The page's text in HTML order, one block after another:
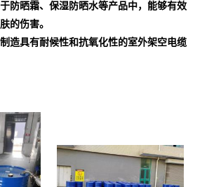
防晒霜、保湿防晒水等产品中，能够有效
的伤害。
造具有耐候性和抗氧化性的室外架空电缆